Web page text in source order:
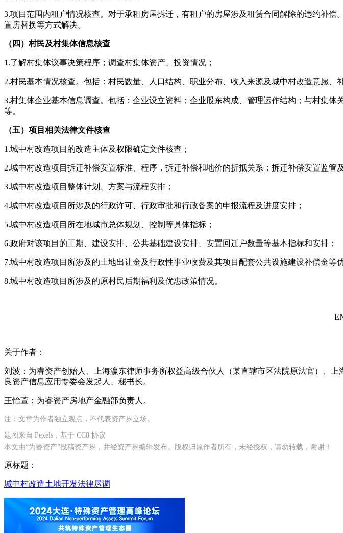
3.项目范围内租户情况核查。对于承租房屋拆迁，有租户的房屋涉及租赁合同解除的违约补
置房替换等方式解决。
（四）村民及村集体信息核查
1.了解村集体议事决策程序；调查村集体资产、投资情况；
2.村民基本情况核查。包括：村民数量、人口结构、职业分布、收入来源及城中村改造意愿、
3.村集体企业基本信息调查。包括：企业设立资料；企业股东构成、管理运作结构；与村集
等。
（五）项目相关法律文件核查
1.城中村改造项目的改造主体及权限确定文件核查；
2.城中村改造项目拆迁补偿安置标准、程序，拆迁补偿和地价的折抵关系；拆迁补偿安置监管
3.城中村改造项目整体计划、方案与流程安排；
4.城中村改造项目所涉及的行政许可、行政审批和行政备案的申报流程及进度安排；
5.城中村改造项目所在地城市总体规划、控制等具体指标；
6.政府对该项目的工期、建设安排、公共基础建设安排、安置回迁户数量等基本指标和安排；
7.城中村改造项目所涉及的土地出让金及行政性事业收费及其项目配套公共设施建设补偿金等
8.城中村改造项目所涉及的原村民后期福利及优惠政策情况。
关于作者：
刘波：为睿资产创始人、上海瀛东律师事务所权益高级合伙人（某直辖市区法院原法官）、
良资产信息应用专委会发起人、秘书长。
王怡萱：为睿资产房地产金融部负责人。
注：文章为作者独立观点，不代表资产界立场。
题图来自 Pexels，基于 CC0 协议
本文由“为睿资产”投稿资产界，并经资产界编辑发布。版权归原作者所有，未经授权，请勿转载，谢谢！
原标题：
城中村改造土地开发法律尽调